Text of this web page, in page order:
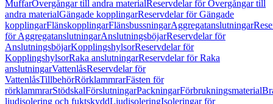
MuffarÖvergångar till andra materialReservdelar för Övergångar till
andra materialGängade kopplingarReservdelar för Gängade
kopplingarFlänskopplingarFlänsbussningarAggregatanslutningar
för AggregatanslutningarAnslutningsböjarReservdelar för
AnslutningsböjarKopplingshylsorReservdelar för
KopplingshylsorRaka anslutningarReservdelar för Raka
anslutningarVattenlåsReservdelar för
VattenlåsTillbehörRörklammrarFästen för
rörklammrarStödskalFörslutningarPackningarFörbrukningsmaterial
ljudisolering och fuktskyddLjudisoleringIsoleringar för